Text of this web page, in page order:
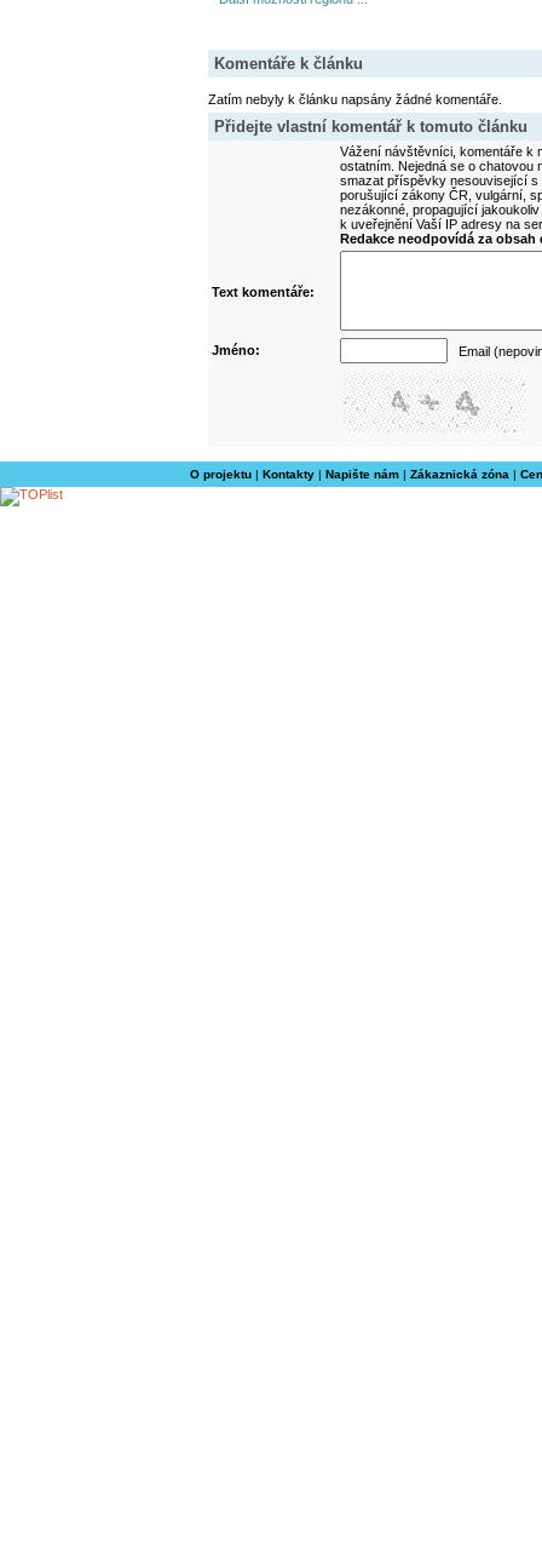
Komentáře k článku
Zatím nebyly k článku napsány žádné komentáře.
Přidejte vlastní komentář k tomuto článku
Vážení návštěvníci, komentáře k
ostatním. Nejedná se o
smazat příspěvky nesouvisející
porušující zákony ČR, vulgární,
nezákonné, propagující
k uveřejnění Vaší IP adresy na
Redakce neodpovídá za
Text komentáře:
Jméno: Email
O projektu| Kontakty| Napište nám| Zákaznická zóna |